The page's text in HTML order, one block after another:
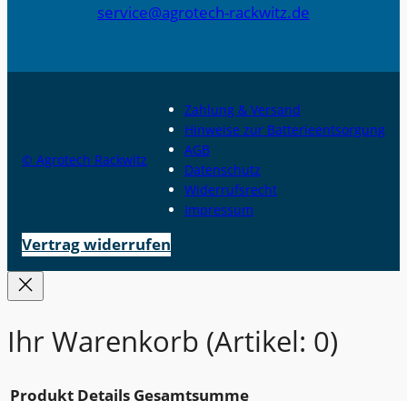
service@agrotech-rackwitz.de
© Agrotech Rackwitz
Zahlung & Versand
Hinweise zur Batterieentsorgung
AGB
Datenschutz
Widerrufsrecht
Impressum
Vertrag widerrufen
Ihr Warenkorb (Artikel: 0)
Produkt Details Gesamtsumme